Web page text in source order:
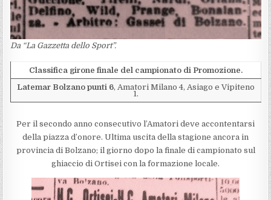
Da “La Gazzetta dello Sport”.
Classifica girone finale del campionato di Promozione.
Latemar Bolzano punti 6, Amatori Milano 4, Asiago e Vipiteno
1.
Per il secondo anno consecutivo l’Amatori deve accontentarsi
della piazza d’onore. Ultima uscita della stagione ancora in
provincia di Bolzano; il giorno dopo la finale di campionato sul
ghiaccio di Ortisei con la formazione locale.